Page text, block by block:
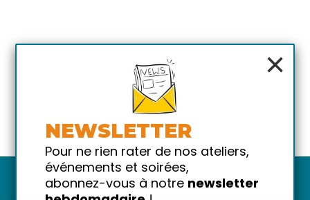
×
NEWSLETTER
Pour ne rien rater de nos ateliers,
événements et soirées,
abonnez-vous à notre newsletter